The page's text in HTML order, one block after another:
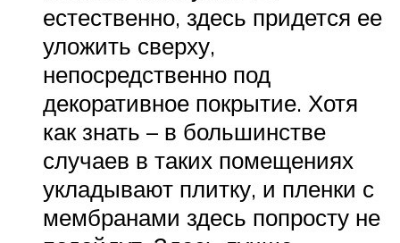
естественно, здесь придется ее
уложить сверху,
непосредственно под
декоративное покрытие. Хотя
как знать – в большинстве
случаев в таких помещениях
укладывают плитку, и пленки с
мембранами здесь попросту не